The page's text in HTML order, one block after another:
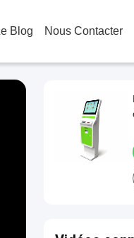
Blog Nous Contacter